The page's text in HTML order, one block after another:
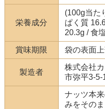
栄養成分
(100g当た
ぱく質
20.3g / 食
賞味期限 袋の表面
製造者
株式会社
市弥平3-5-
ナッツ本
みをその